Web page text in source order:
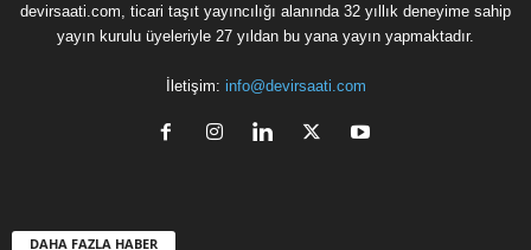
devirsaati.com, ticari taşıt yayıncılığı alanında 32 yıllık deneyime sahip
yayın kurulu üyeleriyle 27 yıldan bu yana yayın yapmaktadır.
İletişim: info@devirsaati.com
DAHA FAZLA HABER